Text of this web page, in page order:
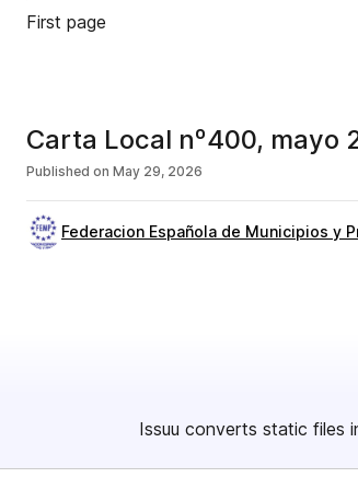
First page
Carta Local nº400, mayo
Published on May 29, 2026
Federacion Española de Municipios y
Issuu converts static files